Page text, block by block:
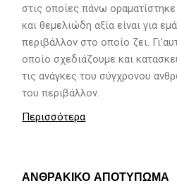
στις οποίες πάνω
και θεμελιώδη αξία είναι για
περιβάλλον στο οποίο ζει.
οποίο σχεδιάζουμε και
τις ανάγκες του σύγχρονου
του περιβάλλον.
Περισσότερα
ΑΝΘΡΑΚΙΚΟ ΑΠΟΤΥΠΩΜΑ